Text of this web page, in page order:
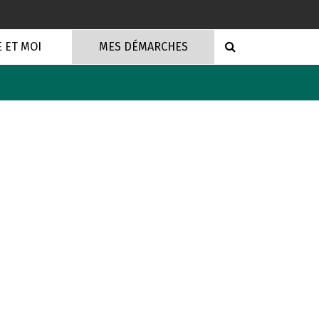
ET MOI MES DÉMARCHES